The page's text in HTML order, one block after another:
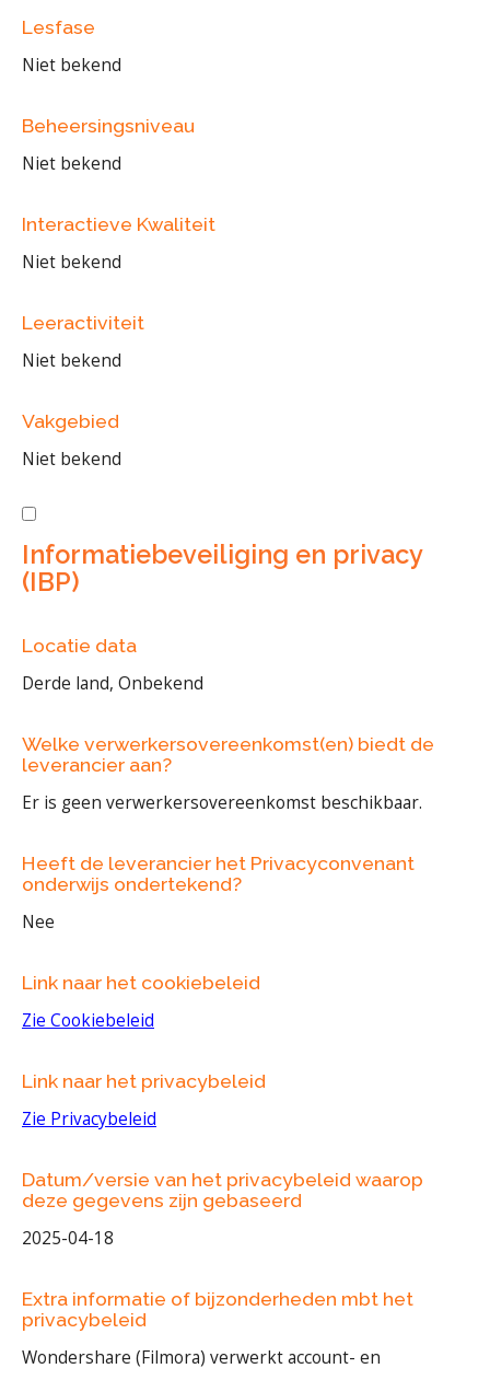
Lesfase
Niet bekend
Beheersingsniveau
Niet bekend
Interactieve Kwaliteit
Niet bekend
Leeractiviteit
Niet bekend
Vakgebied
Niet bekend
Informatiebeveiliging en privacy
(IBP)
Locatie data
Derde land, Onbekend
Welke verwerkersovereenkomst(en) biedt de
leverancier aan?
Er is geen verwerkersovereenkomst beschikbaar.
Heeft de leverancier het Privacyconvenant
onderwijs ondertekend?
Nee
Link naar het cookiebeleid
Zie Cookiebeleid
Link naar het privacybeleid
Zie Privacybeleid
Datum/versie van het privacybeleid waarop
deze gegevens zijn gebaseerd
2025-04-18
Extra informatie of bijzonderheden mbt het
privacybeleid
Wondershare (Filmora) verwerkt account- en